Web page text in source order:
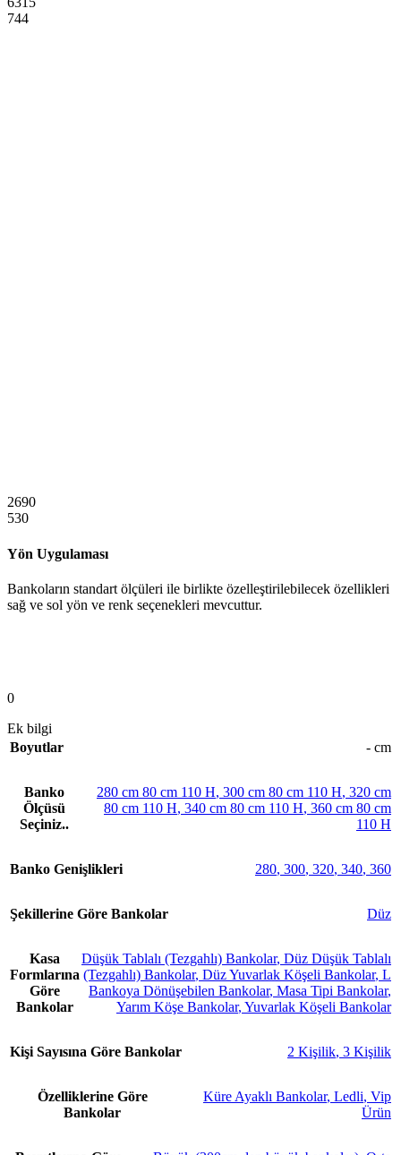
744
2690
530
Yön Uygulaması
Bankoların standart ölçüleri ile birlikte özelleştirilebilecek özellikleri
sağ ve sol yön ve renk seçenekleri mevcuttur.
0
Ek bilgi
Boyutlar
- cm
Banko
Ölçüsü
Seçiniz..
280 cm 80 cm 110 H, 300 cm 80 cm 110 H, 320 cm
80 cm 110 H, 340 cm 80 cm 110 H, 360 cm 80 cm
110 H
Banko Genişlikleri 280, 300, 320, 340, 360
Şekillerine Göre Bankolar Düz
Kasa
Formlarına
Göre
Bankolar
Düşük Tablalı (Tezgahlı) Bankolar, Düz Düşük Tablalı
(Tezgahlı) Bankolar, Düz Yuvarlak Köşeli Bankolar, L
Bankoya Dönüşebilen Bankolar, Masa Tipi Bankolar,
Yarım Köşe Bankolar, Yuvarlak Köşeli Bankolar
Kişi Sayısına Göre Bankolar 2 Kişilik, 3 Kişilik
Özelliklerine Göre
Bankolar
Küre Ayaklı Bankolar, Ledli, Vip
Ürün